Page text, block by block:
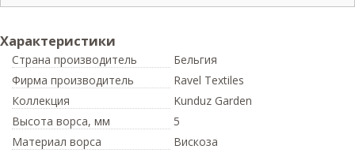
Характеристики
Страна производитель
Бельгия
Фирма производитель
Ravel Textiles
Коллекция
Kunduz Garden
Высота ворса, мм
5
Материал ворса
Вискоза